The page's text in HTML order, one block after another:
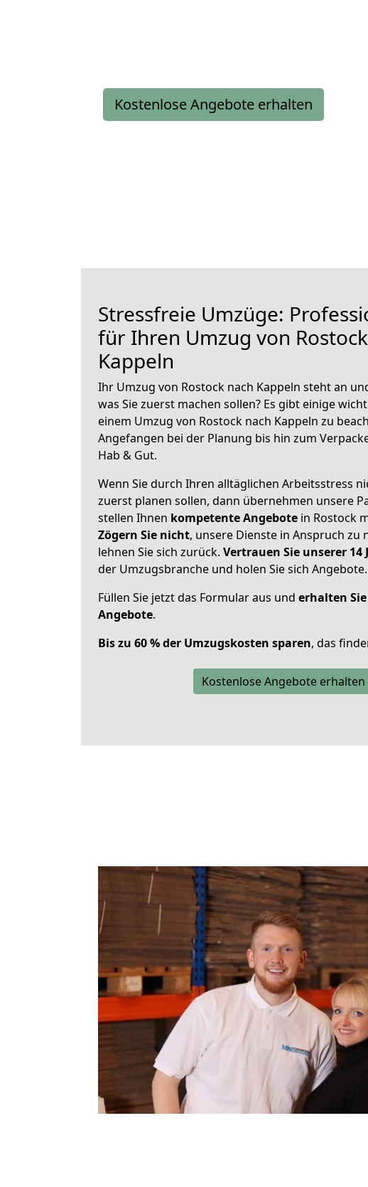
Kostenlose Angebote erhalten
Stressfreie Umzüge:
für Ihren Umzug von
Kappeln
Ihr Umzug von Rostock nach Kappeln steht an
was Sie zuerst machen sollen? Es gibt einige
einem Umzug von Rostock nach Kappeln zu
Angefangen bei der Planung bis hin zum
Hab & Gut.
Wenn Sie durch Ihren alltäglichen Arbeitsstress
zuerst planen sollen, dann übernehmen unsere
stellen Ihnen kompetente Angebote in Rostock
Zögern Sie nicht, unsere Dienste in Anspruch zu
lehnen Sie sich zurück. Vertrauen Sie unserer 14
der Umzugsbranche und holen Sie sich Angebote.
Füllen Sie jetzt das Formular aus und erhalten
Angebote.
Bis zu 60 % der Umzugskosten sparen, das
Kostenlose Angebote erhalten